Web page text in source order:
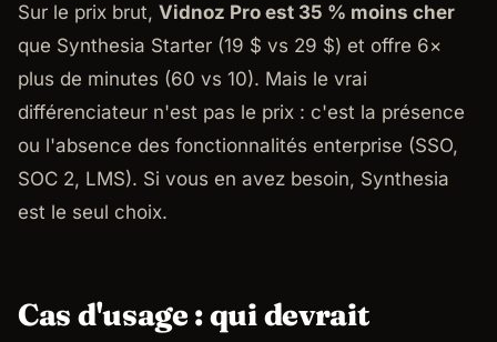
Sur le prix brut, Vidnoz Pro est 35 % moins cher
que Synthesia Starter (19 $ vs 29 $) et offre 6×
plus de minutes (60 vs 10). Mais le vrai
différenciateur n'est pas le prix : c'est la présence
ou l'absence des fonctionnalités enterprise (SSO,
SOC 2, LMS). Si vous en avez besoin, Synthesia
est le seul choix.
Cas d'usage : qui devrait